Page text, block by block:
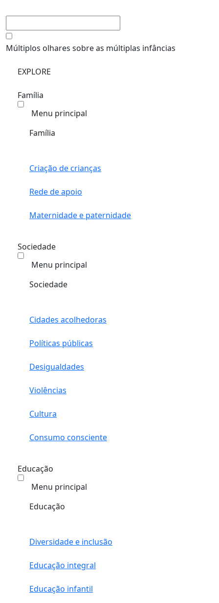
Múltiplos olhares sobre as múltiplas infâncias
EXPLORE
Família
Menu principal
Família
Criação de crianças
Rede de apoio
Maternidade e paternidade
Sociedade
Menu principal
Sociedade
Cidades acolhedoras
Políticas públicas
Desigualdades
Violências
Cultura
Consumo consciente
Educação
Menu principal
Educação
Diversidade e inclusão
Educação integral
Educação infantil